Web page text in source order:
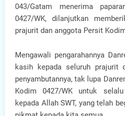
043/Gatam menerima
0427/WK, dilanjutkan
prajurit dan anggota Persit
Mengawali pengarahannya
kasih kepada seluruh prajurit
penyambutannya, tak lupa
Kodim 0427/WK untuk
kepada Allah SWT, yang telah